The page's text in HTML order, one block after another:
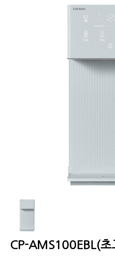
CP-AMS100EBL(초